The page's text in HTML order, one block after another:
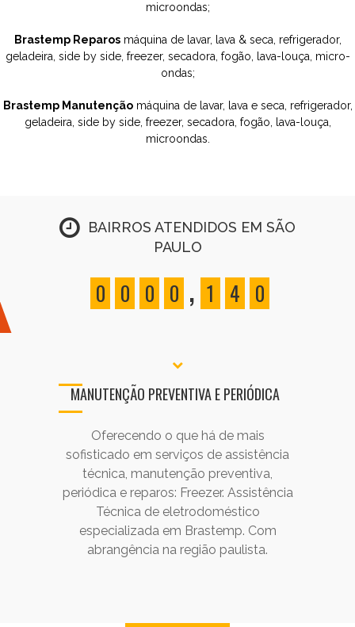
microondas;
Brastemp Reparosmáquina de lavar, lava & seca, refrigerador,
geladeira, side by side, freezer, secadora, fogão, lava-louça, micro-
ondas;
Brastemp Manutençãomáquina de lavar, lava e seca, refrigerador,
geladeira, side by side, freezer, secadora, fogão, lava-louça,
microondas.
BAIRROS ATENDIDOS EM SÃO
PAULO
0 0 0 0 , 1 4 0
MANUTENÇÃO PREVENTIVA E PERIÓDICA
Oferecendo o que há de mais
sofisticado em serviços de assistência
técnica, manutenção preventiva,
periódica e reparos: Freezer. Assistência
Técnica de eletrodoméstico
especializada em Brastemp. Com
abrangência na região paulista.